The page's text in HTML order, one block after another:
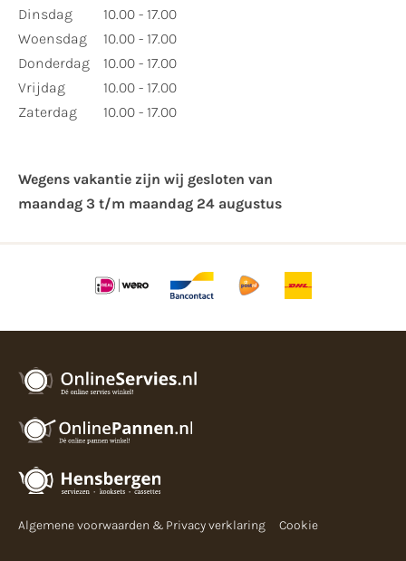
Dinsdag
Woensdag
Donderdag
Vrijdag
Zaterdag
10.00 - 17.00
10.00 - 17.00
10.00 - 17.00
10.00 - 17.00
10.00 - 17.00
Wegens vakantie zijn wij gesloten van ​
maandag 3 t/m maandag 24 augustus
Algemene voorwaarden & Privacy verklaring Cookie